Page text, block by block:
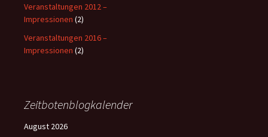
Veranstaltungen 2012 –
Impressionen (2)
Veranstaltungen 2016 –
Impressionen (2)
Zeitbotenblogkalender
August 2026